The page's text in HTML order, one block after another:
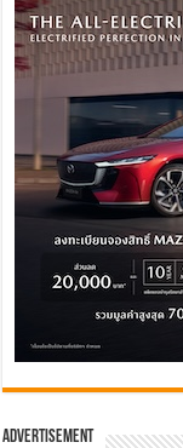
Advertisement